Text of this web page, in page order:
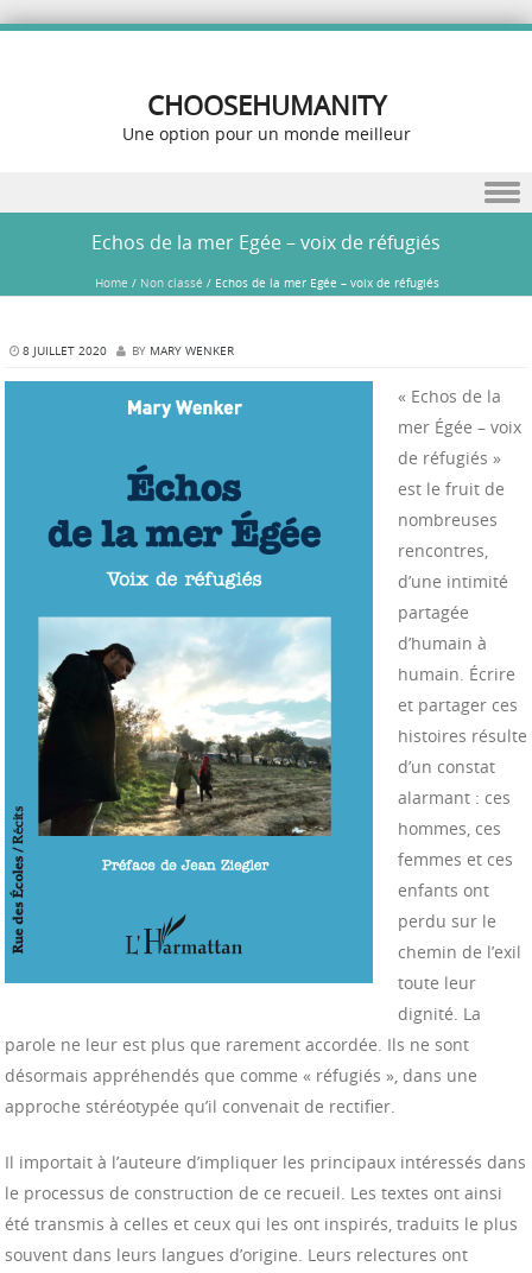
CHOOSEHUMANITY
Une option pour un monde meilleur
Echos de la mer Egée – voix de réfugiés
Home / Non classé / Echos de la mer Egée – voix de réfugiés
8 JUILLET 2020 BY MARY WENKER
« Echos de la
mer Égée – voix
de réfugiés »
est le fruit de
nombreuses
rencontres,
d’une intimité
partagée
d’humain à
humain. Écrire
et partager ces
histoires résulte
d’un constat
alarmant : ces
hommes, ces
femmes et ces
enfants ont
perdu sur le
chemin de l’exil
toute leur
dignité. La
parole ne leur est plus que rarement accordée. Ils ne sont
désormais appréhendés que comme « réfugiés », dans une
approche stéréotypée qu’il convenait de rectifier.
Il importait à l’auteure d’impliquer les principaux intéressés dans
le processus de construction de ce recueil. Les textes ont ainsi
été transmis à celles et ceux qui les ont inspirés, traduits le plus
souvent dans leurs langues d’origine. Leurs relectures ont